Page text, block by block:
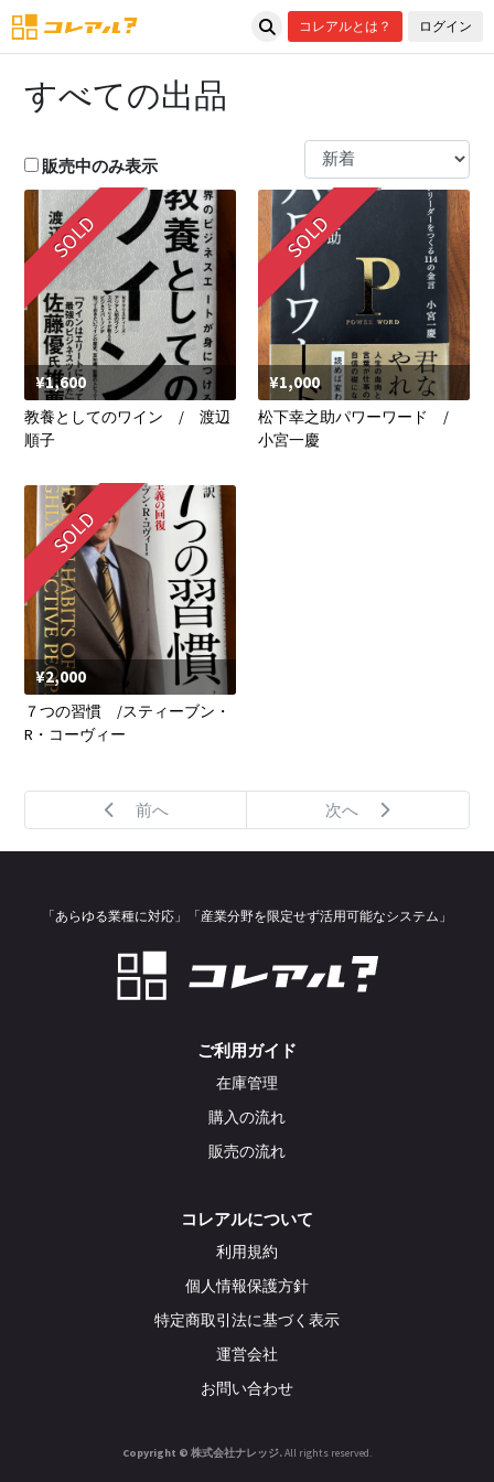
コレアルとは？ ログイン
すべての出品
販売中のみ表示
SOLD
¥1,600
教養としてのワイン / 渡辺
順子
SOLD
¥1,000
松下幸之助パワーワード /
小宮一慶
SOLD
¥2,000
７つの習慣 /スティーブン・
R・コーヴィー
前へ 次へ
「あらゆる業種に対応」「産業分野を限定せず活用可能なシステム」
ご利用ガイド
在庫管理
購入の流れ
販売の流れ
コレアルについて
利用規約
個人情報保護方針
特定商取引法に基づく表示
運営会社
お問い合わせ
Copyright © 株式会社ナレッジ.All rights reserved.